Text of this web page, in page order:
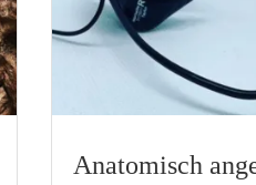
Anatomisch